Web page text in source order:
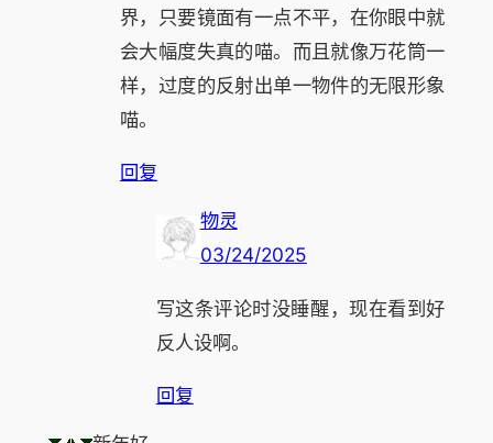
界，只要镜面有一点不平，在你眼中就
会大幅度失真的喵。而且就像万花筒一
样，过度的反射出单一物件的无限形象
喵。
回复
物灵
03/24/2025
写这条评论时没睡醒，现在看到好
反人设啊。
回复